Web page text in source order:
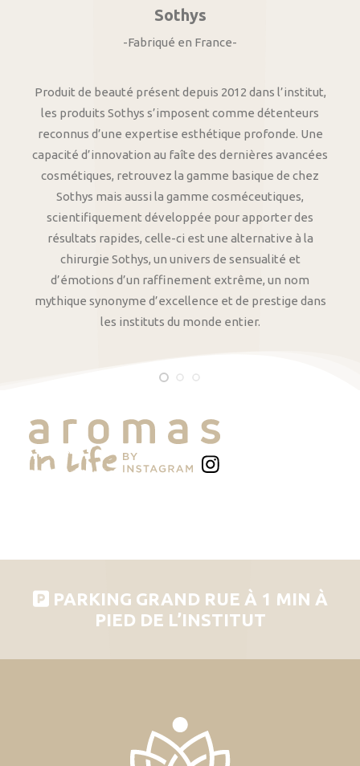
Sothys
-Fabriqué en France-
Produit de beauté présent depuis 2012 dans l’institut,
les produits Sothys s’imposent comme détenteurs
reconnus d’une expertise esthétique profonde. Une
capacité d’innovation au faîte des dernières avancées
cosmétiques, retrouvez la gamme basique de chez
Sothys mais aussi la gamme cosméceutiques,
scientifiquement développée pour apporter des
résultats rapides, celle-ci est une alternative à la
chirurgie Sothys, un univers de sensualité et
d’émotions d’un raffinement extrême, un nom
mythique synonyme d’excellence et de prestige dans
les instituts du monde entier.
PARKING GRAND RUE À 1 MIN À
PIED DE L’INSTITUT